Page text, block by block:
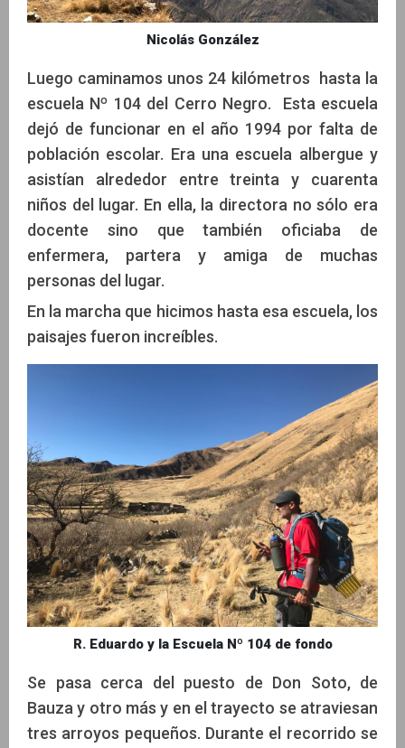
Nicolás González
Luego caminamos unos 24 kilómetros hasta la
escuela Nº 104 del Cerro Negro. Esta escuela
dejó de funcionar en el año 1994 por falta de
población escolar. Era una escuela albergue y
asistían alrededor entre treinta y cuarenta
niños del lugar. En ella, la directora no sólo era
docente sino que también oficiaba de
enfermera, partera y amiga de muchas
personas del lugar.
En la marcha que hicimos hasta esa escuela, los
paisajes fueron increíbles.
R. Eduardo y la Escuela Nº 104 de fondo
Se pasa cerca del puesto de Don Soto, de
Bauza y otro más y en el trayecto se atraviesan
tres arroyos pequeños. Durante el recorrido se